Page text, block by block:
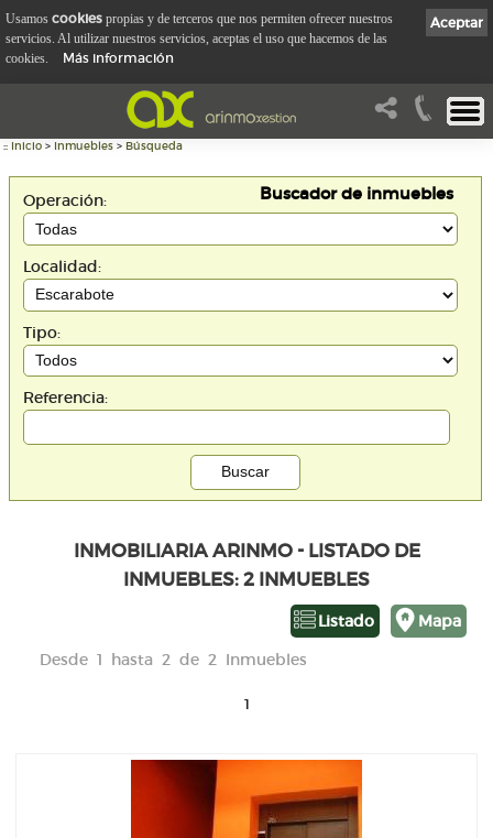
:: Inicio > Inmuebles > Búsqueda
Buscador de inmuebles
Operación:
Localidad:
Tipo:
Referencia:
INMOBILIARIA ARINMO - LISTADO DE
INMUEBLES: 2 INMUEBLES
Mapa
Listado
Desde 1 hasta 2 de 2 Inmuebles
1
Aceptar
Usamos cookies propias y de terceros que nos permiten ofrecer nuestros
servicios. Al utilizar nuestros servicios, aceptas el uso que hacemos de las
cookies.
Más información